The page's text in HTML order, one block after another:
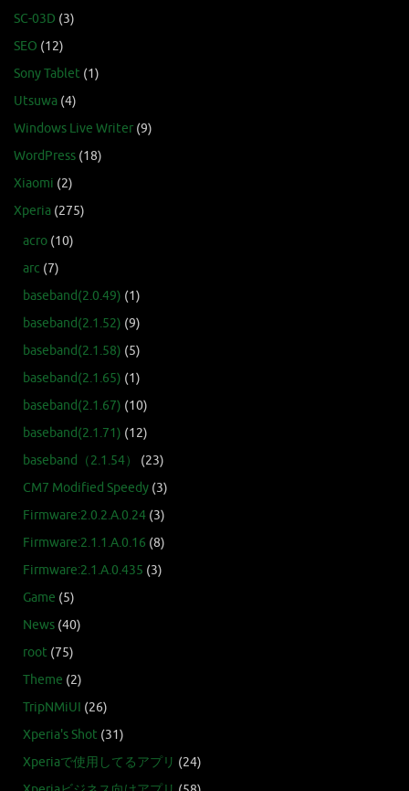
SC-03D (3)
SEO (12)
Sony Tablet (1)
Utsuwa (4)
Windows Live Writer (9)
WordPress (18)
Xiaomi (2)
Xperia (275)
acro (10)
arc (7)
baseband(2.0.49) (1)
baseband(2.1.52) (9)
baseband(2.1.58) (5)
baseband(2.1.65) (1)
baseband(2.1.67) (10)
baseband(2.1.71) (12)
baseband（2.1.54）
(23)
CM7 Modified Speedy (3)
Firmware:2.0.2.A.0.24 (3)
Firmware:2.1.1.A.0.16 (8)
Firmware:2.1.A.0.435 (3)
Game (5)
News (40)
root (75)
Theme (2)
TripNMiUI (26)
Xperia's Shot (31)
Xperiaで使用してるアプリ (24)